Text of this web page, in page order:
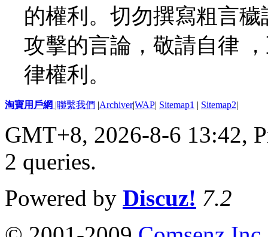
的權利。切勿撰寫粗言
攻擊的言論，敬請自律
律權利。
淘寶用戶網 |聯繫我們 |Archiver|WAP| Sitemap1 | Sitemap2|
GMT+8, 2026-8-6 13:42,
2 queries.
Powered by Discuz! 7.2